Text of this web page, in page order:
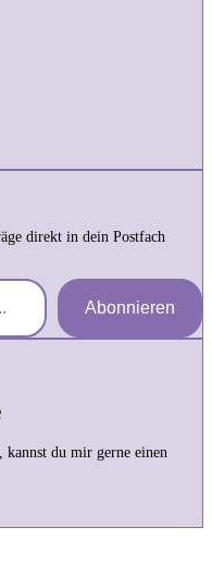
direkt in dein Postfach
Abonnieren
kannst du mir gerne einen